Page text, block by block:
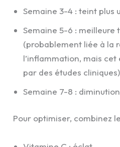
Semaine 3-4 : teint plus
Semaine 5-6 : meilleure
(probablement liée à la
l’inflammation, mais
par des études cliniques)
Semaine 7-8 :
Pour optimiser, combinez